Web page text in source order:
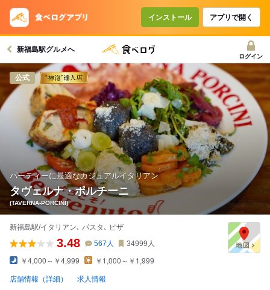
インストール アプリで開く
新福島駅グルメへ
ログイン
公式
パーティーに最適なカジュアルイタリアン
タヴェルナ・ポルチーニ
(TAVERNA-PORCINI)
新福島駅/イタリアン､ パスタ､ ピザ
3.48 567 人 34999 人
￥4,000～￥4,999 ￥1,000～￥1,999
店舗情報（詳細） 求人情報